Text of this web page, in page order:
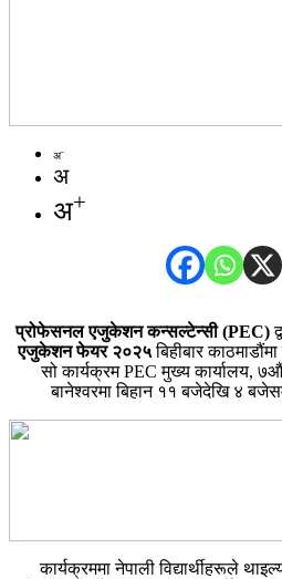
अ-
अ
अ+
प्रोफेसनल एजुकेशन कन्सल्टेन्सी (PEC)
एजुकेशन फेयर २०२५बिहीबार
सो कार्यक्रम PEC मुख्य कार्यालय,
बानेश्वरमा बिहान ११ बजेदेखि ४
कार्यक्रममा नेपाली विद्यार्थीहरूले